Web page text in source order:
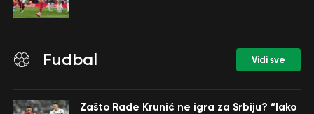
Fudbal Vidi sve
Zašto Rade Krunić ne igra za Srbiju? “Iako